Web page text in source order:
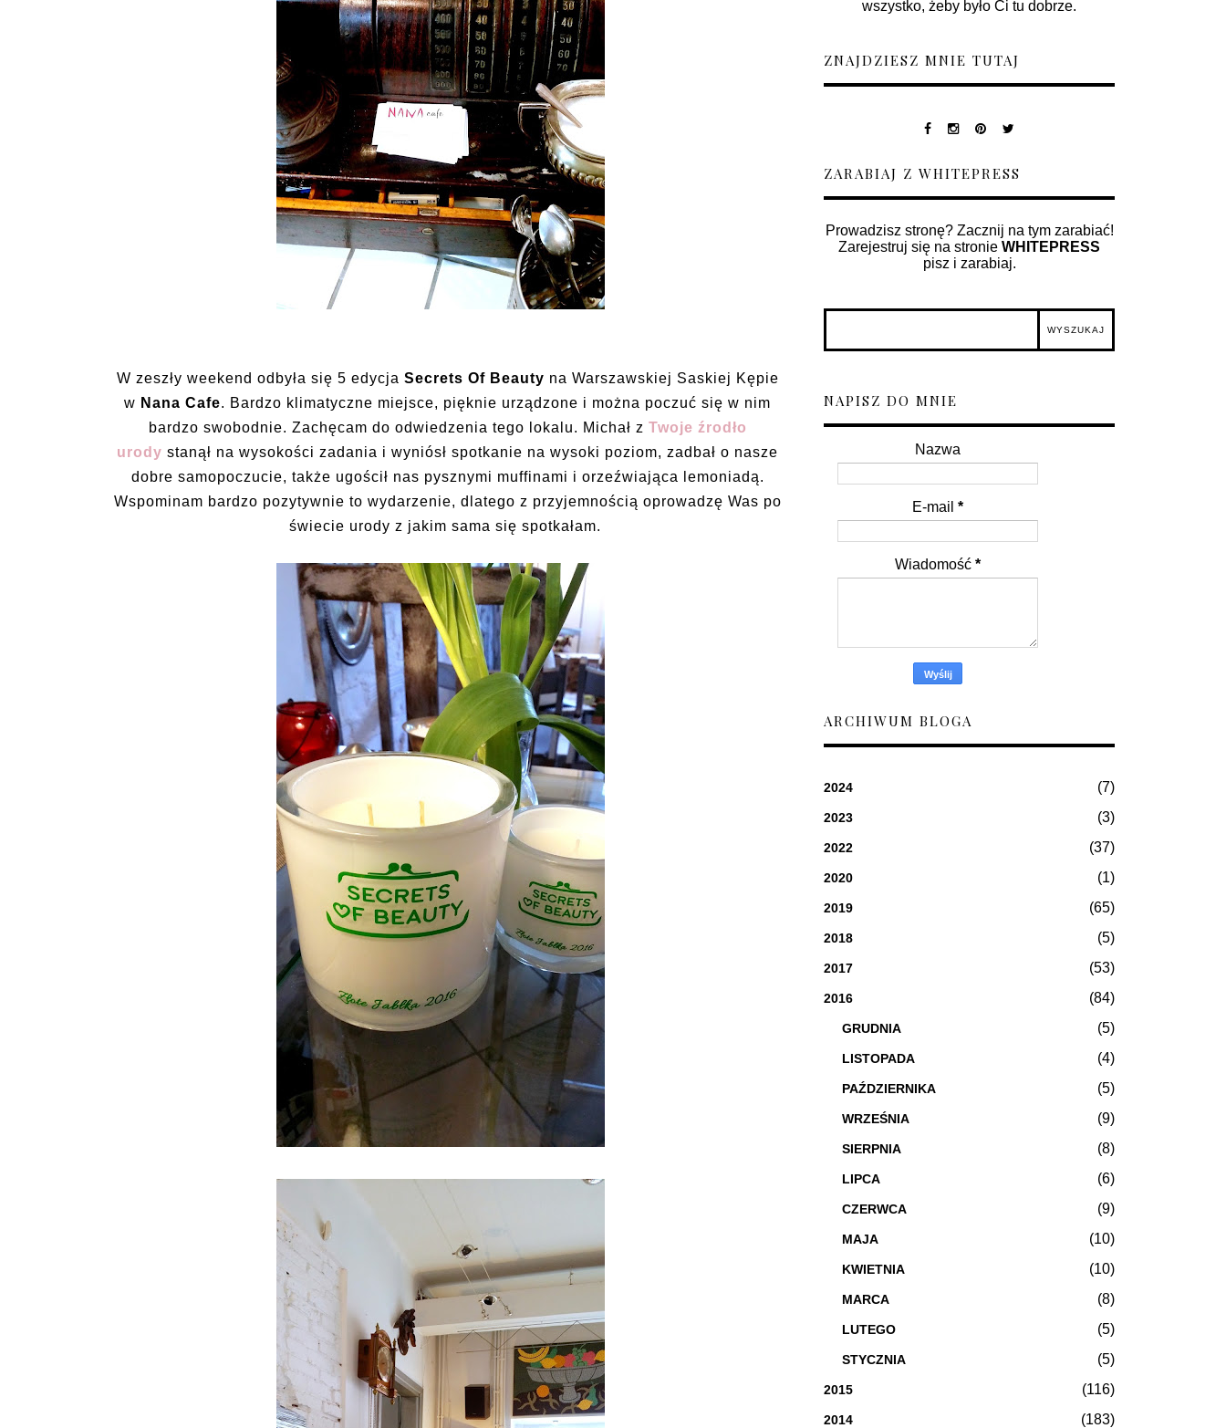
W zeszły weekend odbyła się 5 edycja Secrets Of Beauty na Warszawskiej Saskiej Kępie
w Nana Cafe. Bardzo klimatyczne miejsce, pięknie urządzone i można poczuć się w nim
bardzo swobodnie. Zachęcam do odwiedzenia tego lokalu. Michał z Twoje źrodło
urody stanął na wysokości zadania i wyniósł spotkanie na wysoki poziom, zadbał o nasze
dobre samopoczucie, także ugościł nas pysznymi muffinami i orzeźwiająca lemoniadą.
Wspominam bardzo pozytywnie to wydarzenie, dlatego z przyjemnością oprowadzę Was po
świecie urody z jakim sama się spotkałam.
wszystko, żeby było Ci tu dobrze.
ZNAJDZIESZ MNIE TUTAJ
ZARABIAJ Z WHITEPRESS
Prowadzisz stronę? Zacznij na tym zarabiać!
Zarejestruj się na stronie WHITEPRESS
pisz i zarabiaj.
NAPISZ DO MNIE
Nazwa
E-mail *
Wiadomość *
ARCHIWUM BLOGA
2024 (7)
2023 (3)
2022 (37)
2020 (1)
2019 (65)
2018 (5)
2017 (53)
2016 (84)
GRUDNIA (5)
LISTOPADA (4)
PAŹDZIERNIKA (5)
WRZEŚNIA (9)
SIERPNIA (8)
LIPCA (6)
CZERWCA (9)
MAJA (10)
KWIETNIA (10)
MARCA (8)
LUTEGO (5)
STYCZNIA (5)
2015 (116)
2014 (183)